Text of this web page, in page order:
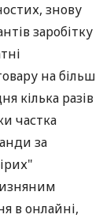
знову
заробітку
на більш
кілька разів
частка
за
в онлайні,